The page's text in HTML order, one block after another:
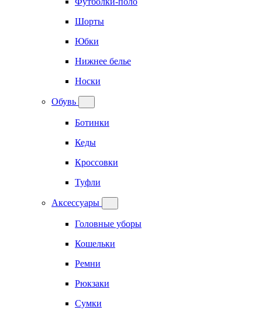
Шорты
Юбки
Нижнее белье
Носки
Обувь
Ботинки
Кеды
Кроссовки
Туфли
Аксессуары
Головные уборы
Кошельки
Ремни
Рюкзаки
Сумки